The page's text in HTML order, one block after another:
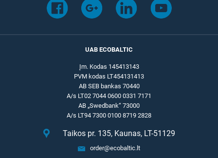
UAB ECOBALTIC
Įm. Kodas 145413143
PVM kodas LT454131413
AB SEB bankas 70440
A/s LT02 7044 0600 0331 7171
AB „Swedbank“ 73000
A/s LT94 7300 0100 8719 2828
Taikos pr. 135, Kaunas, LT-51129
order@ecobaltic.lt